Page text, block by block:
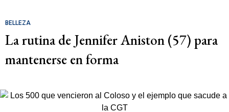
BELLEZA
La rutina de Jennifer Aniston (57) para
mantenerse en forma